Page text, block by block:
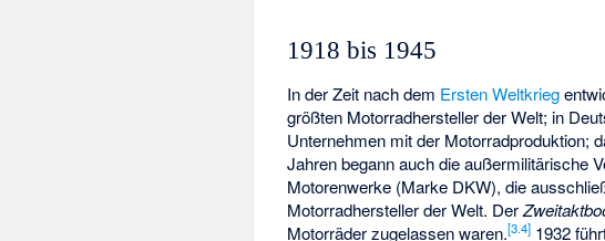
1918 bis 1945
In der Zeit nach dem Ersten Weltkrieg
größten Motorradhersteller der Welt; in
Unternehmen mit der Motorradproduktion;
Jahren begann auch die außermilitärische
Motorenwerke (Marke DKW), die
Motorradhersteller der Welt. Der
Motorräder zugelassen waren.[3.4] 1932